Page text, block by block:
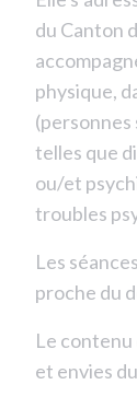
du Canton
physique,
telles que
ou/et
troubles
Les
proche du
Le contenu
et envies